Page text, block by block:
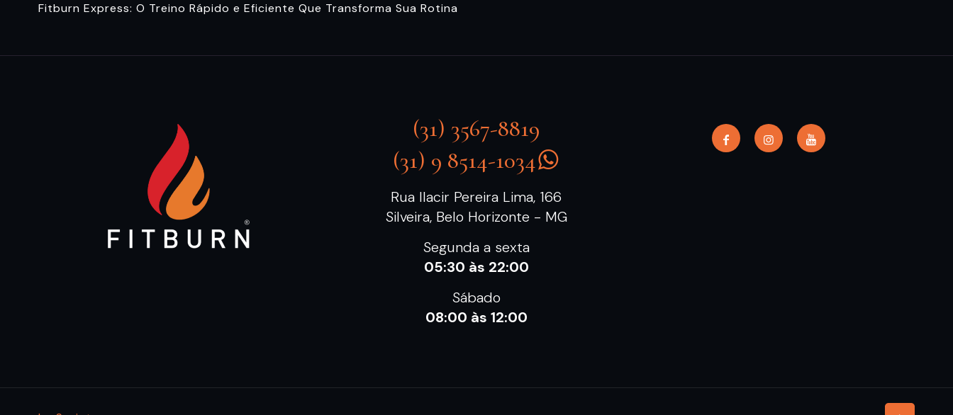
Fitburn Express: O Treino Rápido e Eficiente Que Transforma Sua Rotina
(31) 3567-8819
(31) 9 8514-1034
Rua Ilacir Pereira Lima, 166
Silveira, Belo Horizonte - MG
Segunda a sexta
05:30 às 22:00
Sábado
08:00 às 12:00